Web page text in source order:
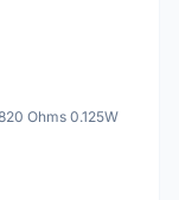
Ohms 0.125W